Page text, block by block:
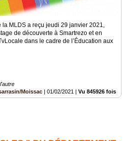
la MLDS a reçu jeudi 29 janvier 2021,
de découverte à Smartrezo et en
dans le cadre de l’Éducation aux
Moissac | 01/02/2021 | Vu 845926 fois